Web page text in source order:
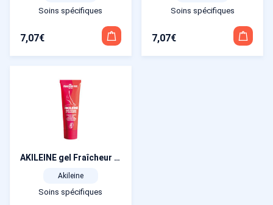
Soins spécifiques
7,07€
Soins spécifiques
7,07€
AKILEINE gel Fraîcheur vive « maxi size » tube 125 ml
Akileine
Soins spécifiques